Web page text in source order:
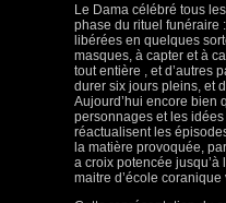
Le Dama célébré tous
phase du rituel funéraire
libérées en quelques
masques, à capter et à
tout entière , et d’autres
durer six jours pleins, et
Aujourd’hui encore bien
personnages et les
réactualisent les
la matière provoquée,
a croix potencée
maitre d’école